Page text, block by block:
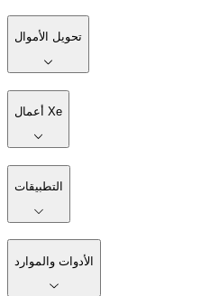
تحويل الأموال
أعمال Xe
التطبيقات
الأدوات والموارد